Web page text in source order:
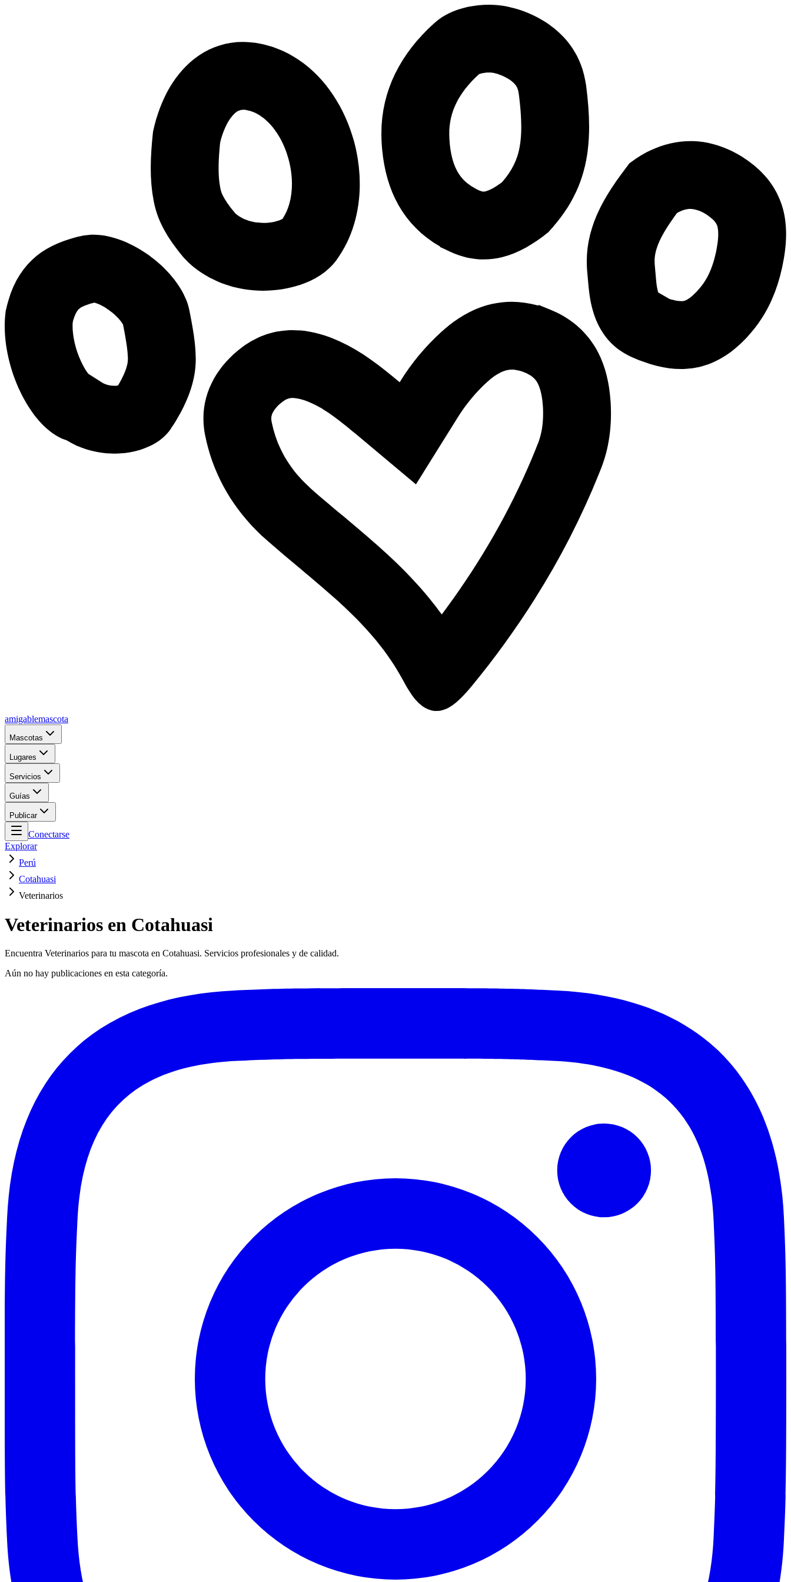
amigablemascota
Mascotas
Lugares
Servicios
Guías
Publicar
Conectarse
Explorar
Perú
Cotahuasi
Veterinarios
Veterinarios en Cotahuasi
Encuentra Veterinarios para tu mascota en Cotahuasi. Servicios profesionales y de calidad.
Aún no hay publicaciones en esta categoría.